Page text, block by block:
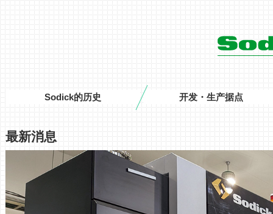
Sodick的历史 开发・生产据点
最新消息